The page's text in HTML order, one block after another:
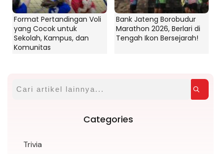
Format Pertandingan Voli
yang Cocok untuk
Sekolah, Kampus, dan
Komunitas
Bank Jateng Borobudur
Marathon 2026, Berlari di
Tengah Ikon Bersejarah!
Categories
Trivia